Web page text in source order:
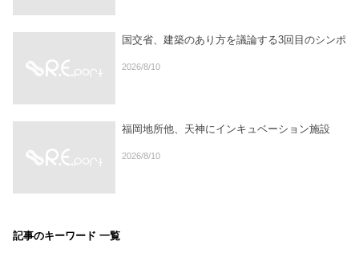
国交省、建築のあり方を議論する3回目のシンポ
2026/8/10
福岡地所他、天神にインキュベーション施設
2026/8/10
記事のキーワード 一覧